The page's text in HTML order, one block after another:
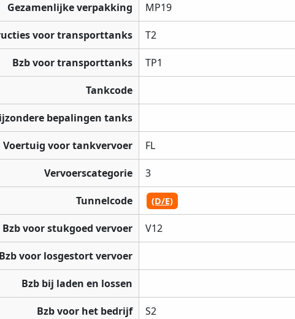
Gezamenlijke verpakking MP19
voor transporttanks T2
Bzb voor transporttanks TP1
Tankcode
bepalingen tanks
Voertuig voor tankvervoer FL
Vervoerscategorie 3
Tunnelcode (D/E)
Bzb voor stukgoed vervoer V12
voor losgestort vervoer
Bzb bij laden en lossen
Bzb voor het bedrijf S2